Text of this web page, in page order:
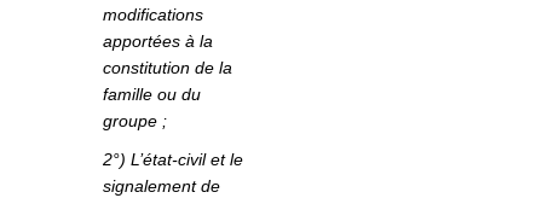
modifications
apportées à la
constitution de la
famille ou du
groupe ;
2°) L’état-civil et le
signalement de